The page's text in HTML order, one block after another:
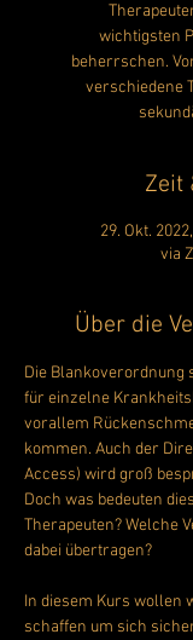
wichtigsten
beherrschen.
verschiedene
Zeit
29. Okt.
via
Über die
Die Blankoverordnung
für einzelne
vorallem
kommen. Auch der
Access) wird groß
Doch was bedeuten
Therapeuten? Welche
dabei übertragen?
In diesem Kurs wollen
schaffen um sich